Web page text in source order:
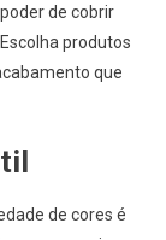
de cobrir
produtos
que
de cores é